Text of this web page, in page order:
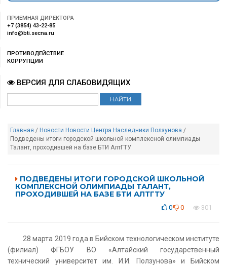
ПРИЕМНАЯ ДИРЕКТОРА
+7 (3854) 43-22-85
info@bti.secna.ru
ПРОТИВОДЕЙСТВИЕ
КОРРУПЦИИ
ВЕРСИЯ ДЛЯ СЛАБОВИДЯЩИХ
Главная / Новости Новости Центра Наследники Ползунова /
Подведены итоги городской школьной комплексной олимпиады
Талант, проходившей на базе БТИ АлтГТУ
ПОДВЕДЕНЫ ИТОГИ ГОРОДСКОЙ ШКОЛЬНОЙ
КОМПЛЕКСНОЙ ОЛИМПИАДЫ ТАЛАНТ,
ПРОХОДИВШЕЙ НА БАЗЕ БТИ АЛТГТУ
0 0 301
28 марта 2019 года в Бийском технологическом институте
(филиал) ФГБОУ ВО «Алтайский государственный
технический университет им. И.И. Ползунова» и Бийском